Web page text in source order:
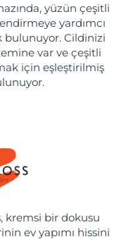
yüzün çeşitli
yardımcı
bulunuyor. Cildinizi
var ve çeşitli
için eşleştirilmiş
kremsi bir dokusu
ev yapımı hissini